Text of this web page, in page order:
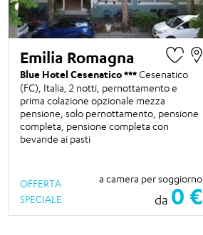
Emilia Romagna
Blue Hotel Cesenatico
Cesenatico
(FC), Italia, 2 notti, pernottamento e
prima colazione opzionale mezza
pensione, solo pernottamento, pensione
completa, pensione completa con
bevande ai pasti
OFFERTA
SPECIALE
a camera per soggiorno
da 0 €